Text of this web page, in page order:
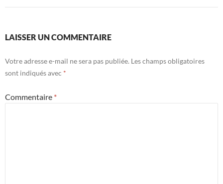
LAISSER UN COMMENTAIRE
Votre adresse e-mail ne sera pas publiée. Les champs obligatoires
sont indiqués avec *
Commentaire *